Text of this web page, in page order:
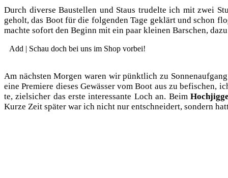
Durch diver­se Bau­stel­len und Staus tru­del­te ich mit zwei
geholt, das Boot für die fol­gen­den Tage geklärt und schon
mach­te sofort den Beginn mit ein paar klei­nen Bar­schen,
Add | Schau doch bei uns im Shop vorbei!
Am nächs­ten Mor­gen waren wir pünkt­lich zu
eine Pre­mie­re die­ses Gewäs­ser vom Boot aus zu befi­schen,
te, ziel­si­cher das ers­te inter­es­san­te Loch an. Beim
Kur­ze Zeit spä­ter war ich nicht nur ent­schnei­dert, son­dern